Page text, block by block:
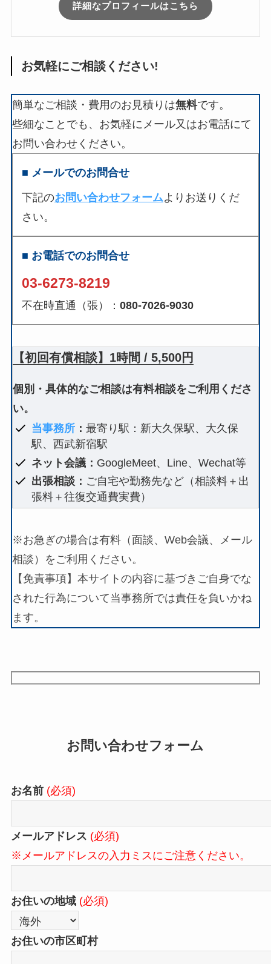
詳細なプロフィールはこちら
お気軽にご相談ください!
簡単なご相談・費用のお見積りは無料です。
些細なことでも、お気軽にメール又はお電話にて
お問い合わせください。
■ メールでのお問合せ
下記のお問い合わせフォームよりお送りくだ
さい。
■ お電話でのお問合せ
03-6273-8219
不在時直通（張）： 080-7026-9030
【初回有償相談】1時間 / 5,500円
個別・具体的なご相談は有料相談をご利用くださ
い。
当事務所 ：最寄り駅：新大久保駅、大久保
駅、西武新宿駅
ネット会議： GoogleMeet、Line、Wechat等
出張相談： ご自宅や勤務先など（相談料＋出
張料＋往復交通費実費）
※お急ぎの場合は有料（面談、Web会議、メール
相談）をご利用ください。
【免責事項】本サイトの内容に基づきご自身でな
された行為について当事務所では責任を負いかね
ます。
お問い合わせフォーム
お名前 (必須)
メールアドレス (必須)
※メールアドレスの入力ミスにご注意ください。
お住いの地域 (必須)
お住いの市区町村